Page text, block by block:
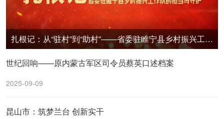
扎根记：从“驻村”到“助村”——省委驻睢宁县乡村振兴工作队的担当与守护
世纪回响——原内蒙古军区司令员蔡英口述档案
2025-09-09
昆山市：筑梦兰台 创新实干